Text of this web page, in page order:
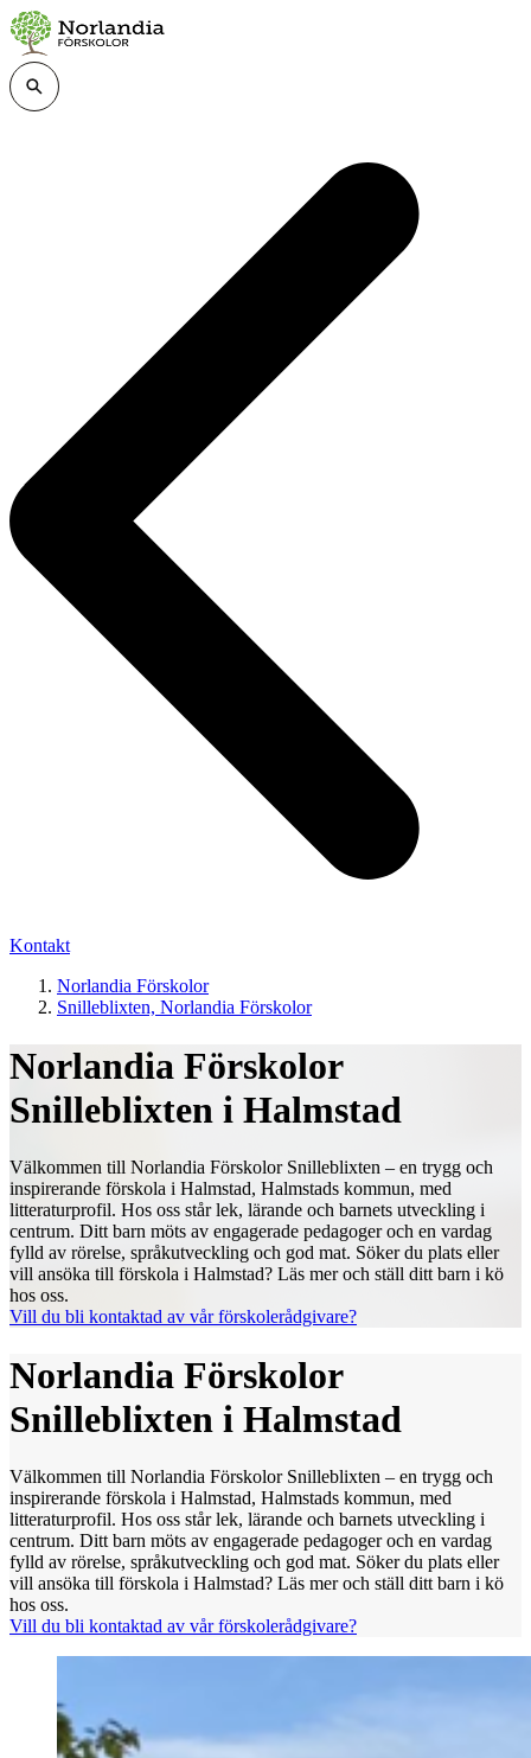
Kontakt
Norlandia Förskolor
Snilleblixten, Norlandia Förskolor
Norlandia Förskolor
Snilleblixten i Halmstad
Välkommen till Norlandia Förskolor Snilleblixten – en trygg och
inspirerande förskola i Halmstad, Halmstads kommun, med
litteraturprofil. Hos oss står lek, lärande och barnets utveckling i
centrum. Ditt barn möts av engagerade pedagoger och en vardag
fylld av rörelse, språkutveckling och god mat. Söker du plats eller
vill ansöka till förskola i Halmstad? Läs mer och ställ ditt barn i kö
hos oss.
Vill du bli kontaktad av vår förskolerådgivare?
Norlandia Förskolor
Snilleblixten i Halmstad
Välkommen till Norlandia Förskolor Snilleblixten – en trygg och
inspirerande förskola i Halmstad, Halmstads kommun, med
litteraturprofil. Hos oss står lek, lärande och barnets utveckling i
centrum. Ditt barn möts av engagerade pedagoger och en vardag
fylld av rörelse, språkutveckling och god mat. Söker du plats eller
vill ansöka till förskola i Halmstad? Läs mer och ställ ditt barn i kö
hos oss.
Vill du bli kontaktad av vår förskolerådgivare?